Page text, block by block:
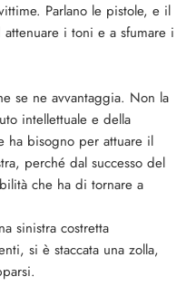
Parlano le pistole, e il
i toni e a sfumare i
se ne avvantaggia. Non la
intellettuale e della
ha bisogno per attuare il
perché dal successo del
che ha di tornare a
sinistra costretta
si è staccata una zolla,